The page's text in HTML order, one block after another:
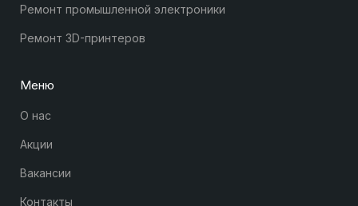
Ремонт промышленной электроники
Ремонт 3D-принтеров
Меню
О нас
Акции
Вакансии
Контакты